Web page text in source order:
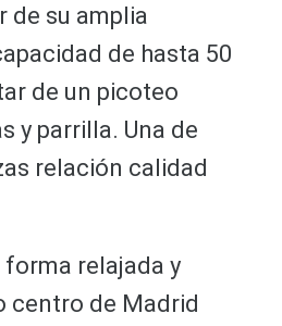
de su amplia
de hasta 50
de un picoteo
y parrilla. Una de
relación calidad
relajada y
centro de Madrid